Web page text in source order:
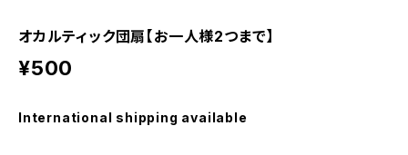
オカルティック団扇【お一人様2つまで】
¥500
International shipping available